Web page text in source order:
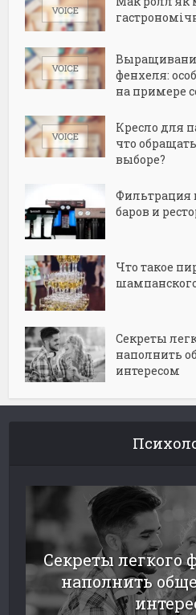
фенхеля:
на примере
Кресло для
что
выборе?
Фильтрация
баров и
Что такое
Секреты
наполнить
интересом
Секреты легкого
наполнить